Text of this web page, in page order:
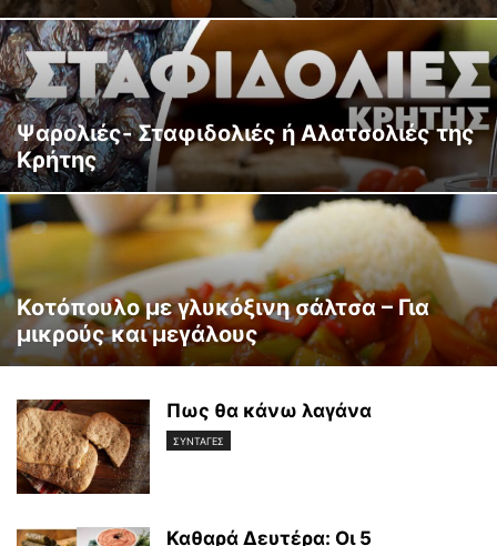
Ψαρολιές- Σταφιδολιές ή Αλατσολιές της
Κρήτης
Κοτόπουλο με γλυκόξινη σάλτσα – Για
μικρούς και μεγάλους
Πως θα κάνω λαγάνα
ΣΥΝΤΑΓΕΣ
Καθαρά Δευτέρα: Οι 5